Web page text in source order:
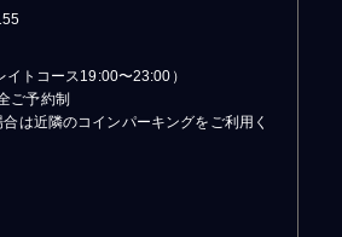
トコース19:00〜23:00）
ご予約制
は近隣のコインパーキングをご利用く